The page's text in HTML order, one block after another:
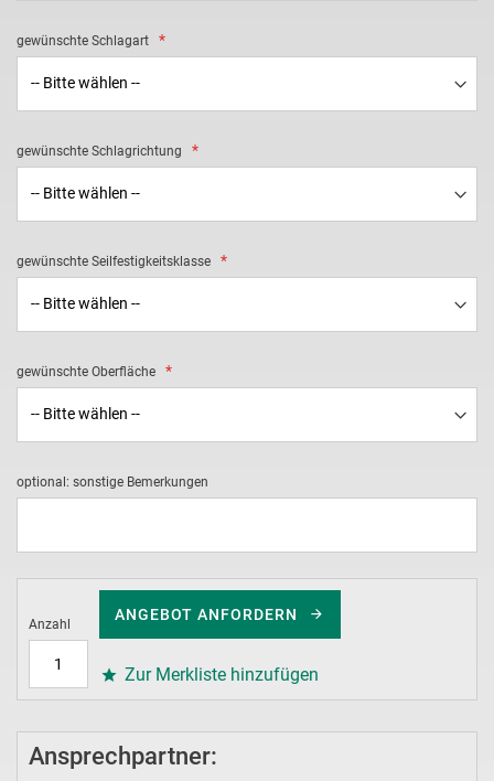
gewünschte Schlagart
gewünschte Schlagrichtung
gewünschte Seilfestigkeitsklasse
gewünschte Oberfläche
optional: sonstige Bemerkungen
Anzahl
ANGEBOT ANFORDERN
Zur Merkliste hinzufügen
Ansprechpartner: